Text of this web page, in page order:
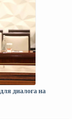
диалога на